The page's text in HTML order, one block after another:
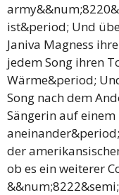
ist&period; Und
Janiva Magness
jedem Song ihren
Wärme&period;
Song nach dem
Sängerin auf
der
ob es ein weiterer